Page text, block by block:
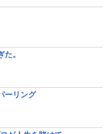
。
ーリング